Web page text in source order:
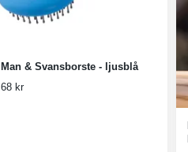
Man & Svansborste - ljusblå
68 kr